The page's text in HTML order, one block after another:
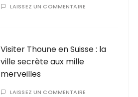
LAISSEZ UN COMMENTAIRE
Visiter Thoune en Suisse : la
ville secrète aux mille
merveilles
LAISSEZ UN COMMENTAIRE